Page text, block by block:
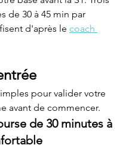
de 30 à 45 min par
d'après le coach
pour valider votre
avant de commencer.
de 30 minutes à